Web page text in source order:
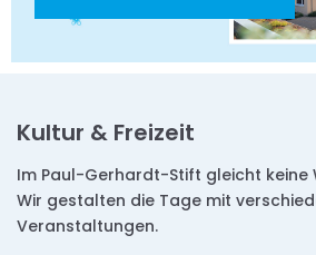
Kultur & Freizeit
Im Paul-Gerhardt-Stift gleicht keine
Wir gestalten die Tage mit
Veranstaltungen.